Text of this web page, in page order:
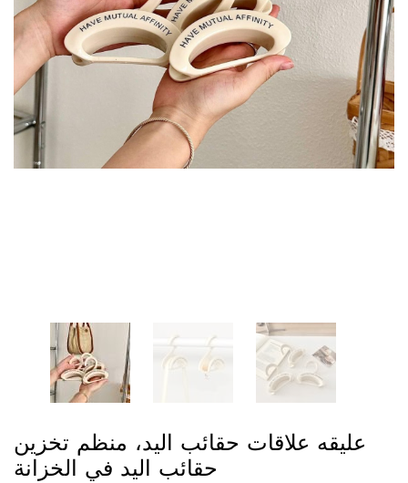
عليقه علاقات حقائب اليد، منظم تخزين
حقائب اليد في الخزانة